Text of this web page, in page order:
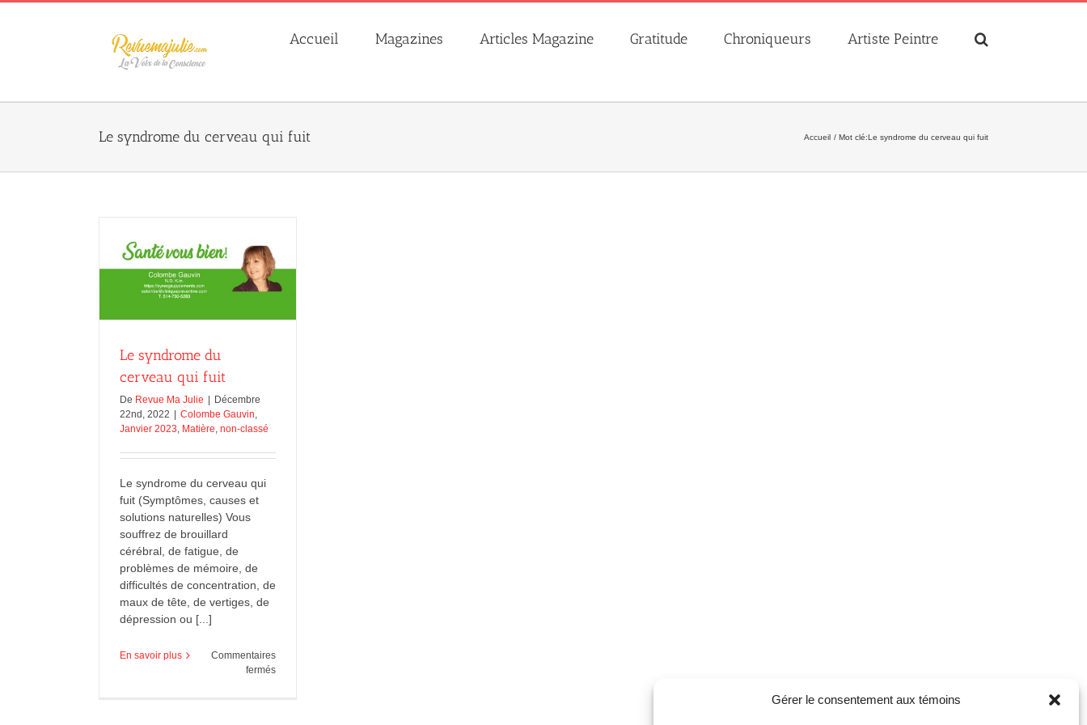
Gérer le consentement aux témoins
Skip
Accueil Magazines Articles Magazine Gratitude Chroniqueurs Artiste Peintre
Le syndrome du cerveau qui fuit Accueil Mot clé:Le syndrome du cerveau qui fuit
Le syndrome du
cerveau qui fuit
De Revue Ma Julie
Décembre
22nd, 2022
Colombe Gauvin,
Janvier 2023, Matière, non-classé
Le syndrome du cerveau qui
fuit (Symptômes, causes et
solutions naturelles) Vous
souffrez de brouillard
cérébral, de fatigue, de
problèmes de mémoire, de
difficultés de concentration, de
maux de tête, de vertiges, de
dépression ou [...]
En savoir plus
Commentaires
ferméssur